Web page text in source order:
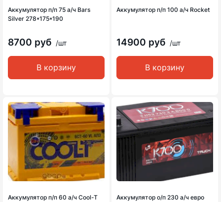
Аккумулятор п/п 75 а/ч Bars
Silver 278*175*190
8700 руб /шт
В корзину
Аккумулятор п/п 100 а/ч Rocket
14900 руб /шт
В корзину
Аккумулятор п/п 60 а/ч Cool-T
Аккумулятор о/п 230 а/ч евро